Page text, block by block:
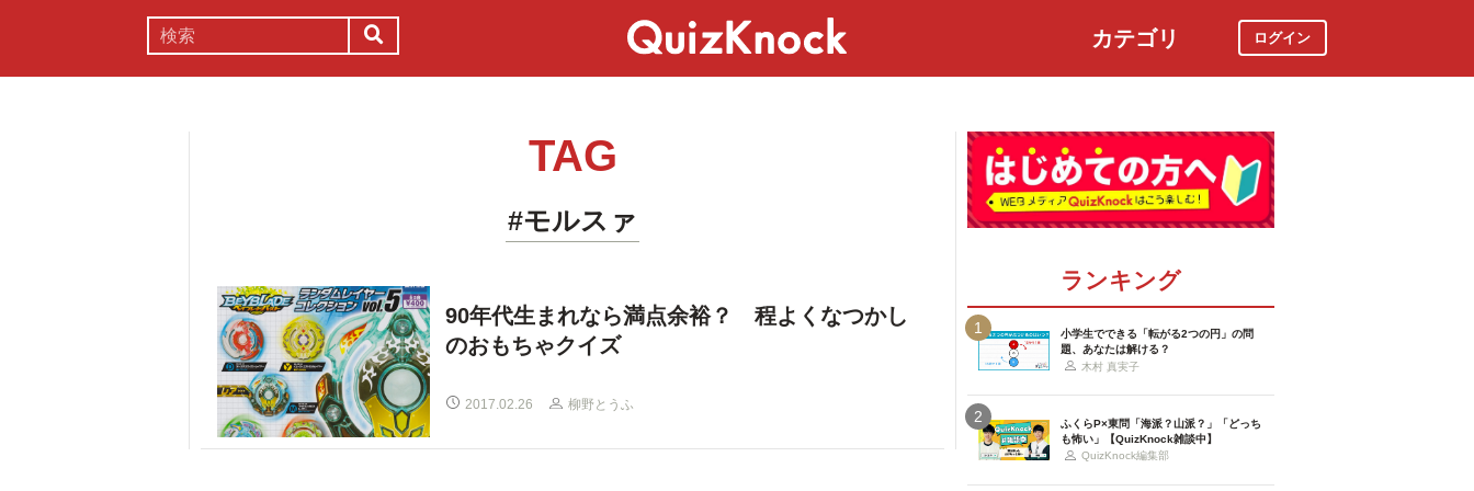
カテゴリ ログイン
TAG
#モルスァ
90年代生まれなら満点余裕？ 程よくなつかし
のおもちゃクイズ
2017.02.26 柳野とうふ
ランキング
1
小学生でできる「転がる2つの円」の問
題、あなたは解ける？
木村 真実子
2
ふくらP×東問「海派？山派？」「どっち
も怖い」【QuizKnock雑談中】
QuizKnock編集部